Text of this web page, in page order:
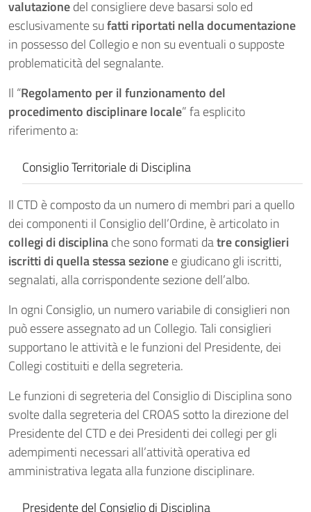
valutazionedel consigliere deve basarsi solo ed
esclusivamente sufatti riportati nella documentazione
in possesso del Collegio e non su eventuali o supposte
problematicità del segnalante.
Il “Regolamento per il funzionamento del
procedimento disciplinare locale” fa esplicito
riferimento a:
Consiglio Territoriale di Disciplina
Il CTD è composto da un numero di membri pari a quello
dei componenti il Consiglio dell’Ordine, è articolato in
collegi di disciplinache sono formati datre consiglieri
iscritti di quella stessa sezionee giudicano gli iscritti,
segnalati, alla corrispondente sezione dell’albo.
In ogni Consiglio, un numero variabile di consiglieri non
può essere assegnato ad un Collegio. Tali consiglieri
supportano le attività e le funzioni del Presidente, dei
Collegi costituiti e della segreteria.
Le funzioni di segreteria del Consiglio di Disciplina sono
svolte dalla segreteria del CROAS sotto la direzione del
Presidente del CTD e dei Presidenti dei collegi per gli
adempimenti necessari all’attività operativa ed
amministrativa legata alla funzione disciplinare.
Presidente del Consiglio di Disciplina